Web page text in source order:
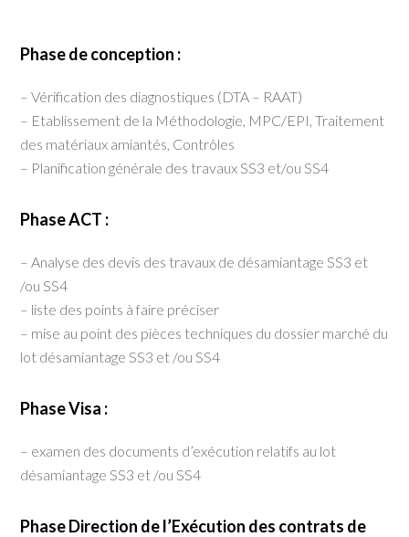
Phase de conception :
– Vérification des diagnostiques (DTA – RAAT)
– Etablissement de la Méthodologie, MPC/EPI, Traitement
des matériaux amiantés, Contrôles
– Planification générale des travaux SS3 et/ou SS4
Phase ACT :
– Analyse des devis des travaux de désamiantage SS3 et
/ou SS4
– liste des points à faire préciser
– mise au point des pièces techniques du dossier marché du
lot désamiantage SS3 et /ou SS4
Phase Visa :
– examen des documents d’exécution relatifs au lot
désamiantage SS3 et /ou SS4
Phase Direction de l’Exécution des contrats de